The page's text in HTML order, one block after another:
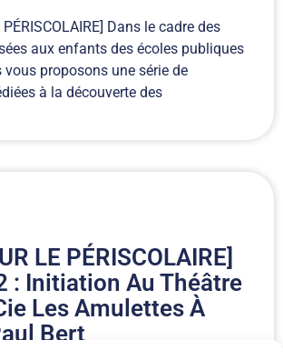
PÉRISCOLAIRE] Dans le cadre des
aux enfants des écoles publiques
vous proposons une série de
à la découverte des
: Initiation Au Théâtre
Les Amulettes À
Bert